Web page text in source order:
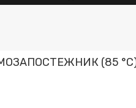
(85 °C)